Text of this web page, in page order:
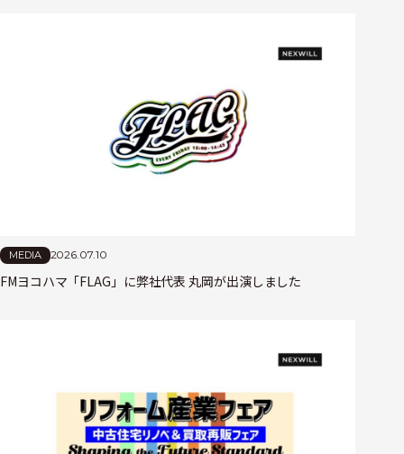
MEDIA 2026.07.10
FMヨコハマ「FLAG」に弊社代表 丸岡が出演しました